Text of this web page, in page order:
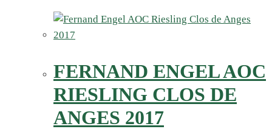
FERNAND ENGEL AOC
RIESLING CLOS DE
ANGES 2017